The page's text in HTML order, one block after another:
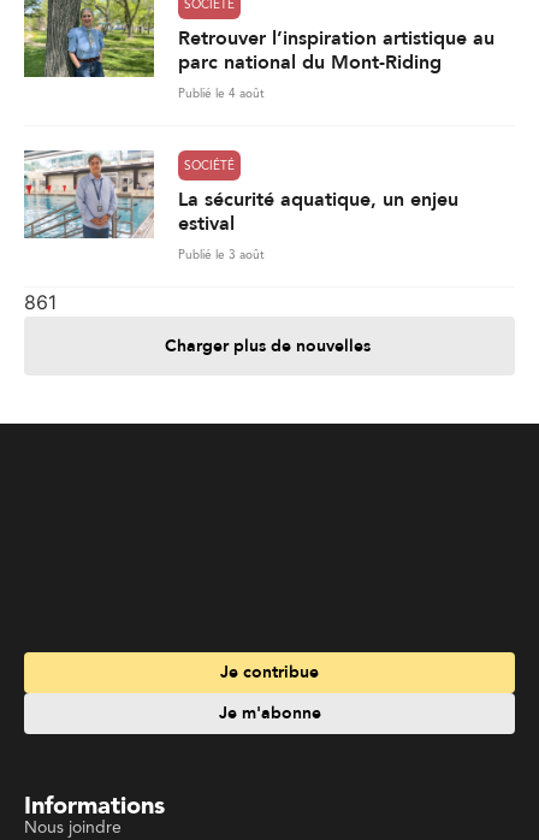
La sécurité aquatique, un enjeu
estival
Publié le 3 août
Charger plus de nouvelles
Je contribue
Services
Suivez La Liberté